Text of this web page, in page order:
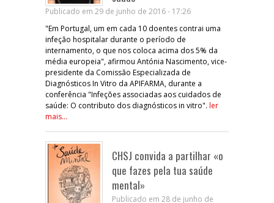
Publicado em 29 de junho de 2016 - 17:26
"Em Portugal, um em cada 10 doentes contrai uma
infeção hospitalar durante o período de
internamento, o que nos coloca acima dos 5% da
média europeia", afirmou Antónia Nascimento, vice-
presidente da Comissão Especializada de
Diagnósticos In Vitro da APIFARMA, durante a
conferência "Infeções associadas aos cuidados de
saúde: O contributo dos diagnósticos in vitro". ler
mais...
CHSJ convida a partilhar «o
que fazes pela tua saúde
mental»
Publicado em 28 de junho de